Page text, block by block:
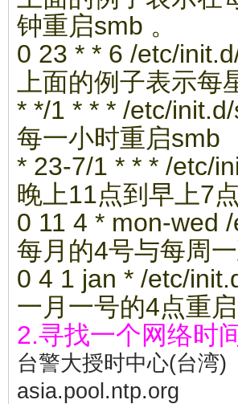
钟重启smb 。
0 23 * * 6 /etc/
上面的例子表示
* */1 * * * /etc/
每一小时重启smb
* 23-7/1 * * * /etc/
晚上11点到早上7
0 11 4 * mon-wed
每月的4号与每周
0 4 1 jan * /etc/
一月一号的4点重
2.寻找一个网络时
台警大授时中心(台湾)
asia.pool.ntp.org